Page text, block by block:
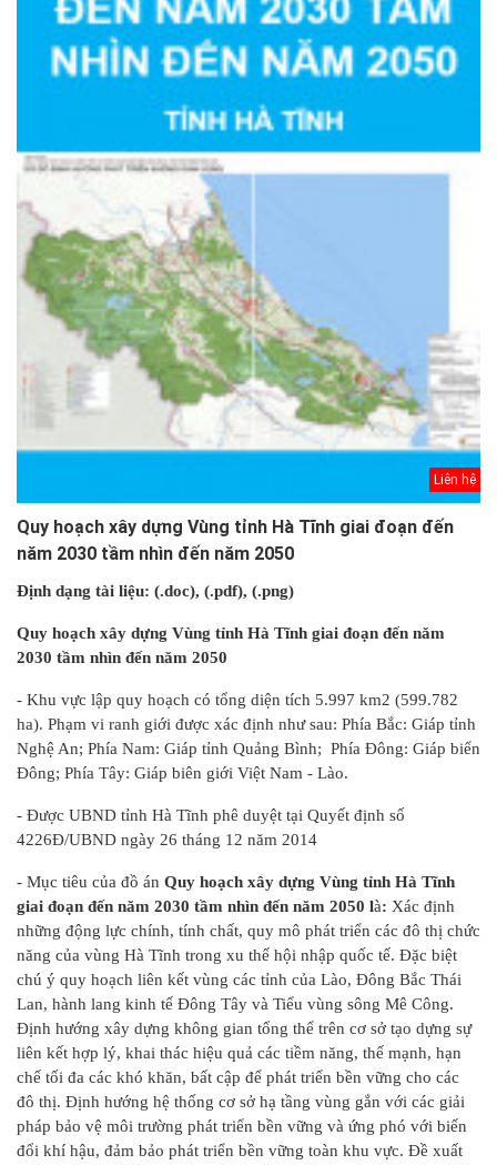
Liên hệ
Quy hoạch xây dựng Vùng tỉnh Hà Tĩnh giai đoạn đến
năm 2030 tầm nhìn đến năm 2050
Định dạng tài liệu: (.doc), (.pdf), (.png)
Quy hoạch xây dựng Vùng tỉnh Hà Tĩnh giai đoạn đến năm
2030 tầm nhìn đến năm 2050
- Khu vực lập quy hoạch có tổng diện tích 5.997 km2 (599.782
ha). Phạm vi ranh giới được xác định như sau: Phía Bắc: Giáp tỉnh
Nghệ An; Phía Nam: Giáp tỉnh Quảng Bình; Phía Đông: Giáp biển
Đông; Phía Tây: Giáp biên giới Việt Nam - Lào.
- Được UBND tỉnh Hà Tĩnh phê duyệt tại Quyết định số
4226Đ/UBND ngày 26 tháng 12 năm 2014
- Mục tiêu của đồ án Quy hoạch xây dựng Vùng tỉnh Hà Tĩnh
giai đoạn đến năm 2030 tầm nhìn đến năm 2050 là: Xác định
những động lực chính, tính chất, quy mô phát triển các đô thị chức
năng của vùng Hà Tĩnh trong xu thế hội nhập quốc tế. Đặc biệt
chú ý quy hoạch liên kết vùng các tỉnh của Lào, Đông Bắc Thái
Lan, hành lang kinh tế Đông Tây và Tiểu vùng sông Mê Công.
Định hướng xây dựng không gian tổng thể trên cơ sở tạo dựng sự
liên kết hợp lý, khai thác hiệu quả các tiềm năng, thế mạnh, hạn
chế tối đa các khó khăn, bất cập để phát triển bền vững cho các
đô thị. Định hướng hệ thống cơ sở hạ tầng vùng gắn với các giải
pháp bảo vệ môi trường phát triển bền vững và ứng phó với biến
đổi khí hậu, đảm bảo phát triển bền vững toàn khu vực. Đề xuất